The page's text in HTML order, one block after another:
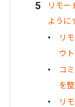
リモー
ように
リ
ウ
コ
を
リ